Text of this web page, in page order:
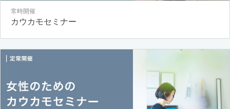
常時開催
カウカモセミナー